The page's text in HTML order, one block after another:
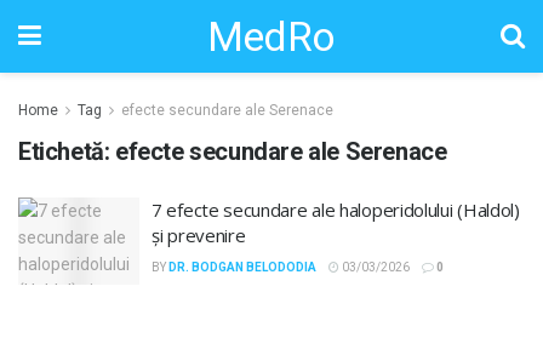
MedRo
Home Tag efecte secundare ale Serenace
Etichetă: efecte secundare ale Serenace
7 efecte secundare ale haloperidolului (Haldol)
și prevenire
BY DR. BODGAN BELODODIA 03/03/2026 0